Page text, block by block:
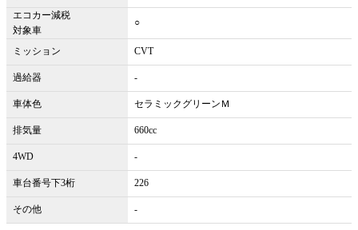
エコカー減税
対象車
○
ミッション CVT
過給器 -
車体色 セラミックグリーンＭ
排気量 660cc
4WD -
車台番号下3桁 226
その他 -